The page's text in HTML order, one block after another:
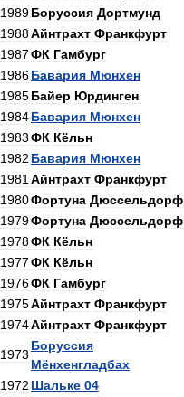
1989Боруссия Дортмунд
1988Айнтрахт Франкфурт
1987ФК Гамбург
1986Бавария Мюнхен
1985Байер Юрдинген
1984Бавария Мюнхен
1983ФК Кёльн
1982 Бавария Мюнхен
1981 Айнтрахт Франкфурт
1980Фортуна Дюссельдорф
1979Фортуна Дюссельдорф
1978ФК Кёльн
1977ФК Кёльн
1976ФК Гамбург
1975Айнтрахт Франкфурт
1974Айнтрахт Франкфурт
1973
Боруссия
Мёнхенгладбах
1972 Шальке 04